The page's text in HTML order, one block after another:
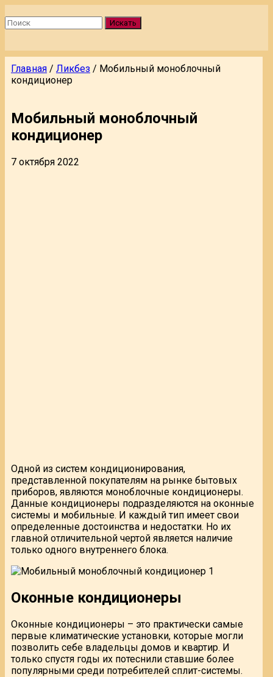
Искать
Главная / Ликбез / Мобильный моноблочный
кондиционер
Мобильный моноблочный
кондиционер
7 октября 2022
Одной из систем кондиционирования,
представленной покупателям на рынке бытовых
приборов, являются моноблочные кондиционеры.
Данные кондиционеры подразделяются на оконные
системы и мобильные. И каждый тип имеет свои
определенные достоинства и недостатки. Но их
главной отличительной чертой является наличие
только одного внутреннего блока.
Оконные кондиционеры
Оконные кондиционеры – это практически самые
первые климатические установки, которые могли
позволить себе владельцы домов и квартир. И
только спустя годы их потеснили ставшие более
популярными среди потребителей сплит-системы.